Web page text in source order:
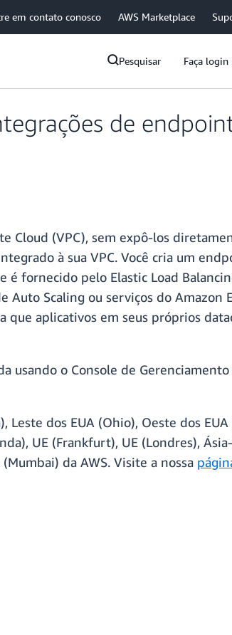
em contato conosco AWS Marketplace
Pesquisar Faça
de
Cloud (VPC), sem expô-los
à sua VPC. Você cria um
fornecido pelo Elastic Load
Scaling ou serviços do Amazon
aplicativos em seus próprios
usando o Console de Gerenciamento
dos EUA (Ohio), Oeste dos
UE (Frankfurt), UE (Londres),
da AWS. Visite a nossa